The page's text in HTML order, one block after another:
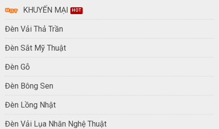
KHUYẾN MẠI
Đèn Vải Thả Trần
Đèn Sắt Mỹ Thuật
Đèn Gỗ
Đèn Bông Sen
Đèn Lồng Nhật
Đèn Vải Lụa Nhăn Nghệ Thuật